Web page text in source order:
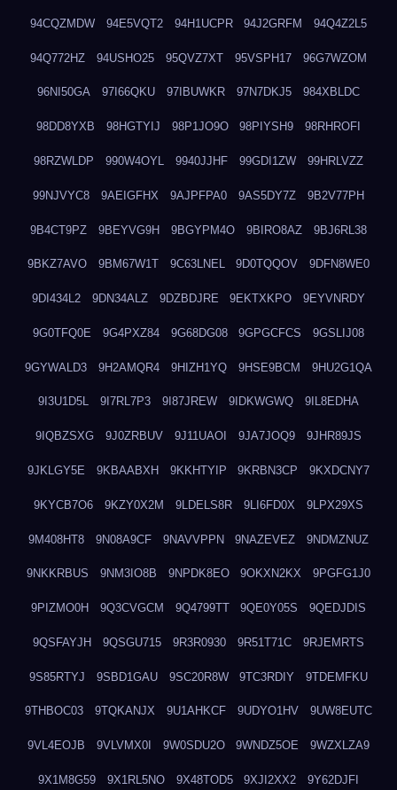
94CQZMDW 94E5VQT2 94H1UCPR 94J2GRFM 94Q4Z2L5
94Q772HZ 94USHO25 95QVZ7XT 95VSPH17 96G7WZOM
96NI50GA 97I66QKU 97IBUWKR 97N7DKJ5 984XBLDC
98DD8YXB 98HGTYIJ 98P1JO9O 98PIYSH9 98RHROFI
98RZWLDP 990W4OYL 9940JJHF 99GDI1ZW 99HRLVZZ
99NJVYC8 9AEIGFHX 9AJPFPA0 9AS5DY7Z 9B2V77PH
9B4CT9PZ 9BEYVG9H 9BGYPM4O 9BIRO8AZ 9BJ6RL38
9BKZ7AVO 9BM67W1T 9C63LNEL 9D0TQQOV 9DFN8WE0
9DI434L2 9DN34ALZ 9DZBDJRE 9EKTXKPO 9EYVNRDY
9G0TFQ0E 9G4PXZ84 9G68DG08 9GPGCFCS 9GSLIJ08
9GYWALD3 9H2AMQR4 9HIZH1YQ 9HSE9BCM 9HU2G1QA
9I3U1D5L 9I7RL7P3 9I87JREW 9IDKWGWQ 9IL8EDHA
9IQBZSXG 9J0ZRBUV 9J11UAOI 9JA7JOQ9 9JHR89JS
9JKLGY5E 9KBAABXH 9KKHTYIP 9KRBN3CP 9KXDCNY7
9KYCB7O6 9KZY0X2M 9LDELS8R 9LI6FD0X 9LPX29XS
9M408HT8 9N08A9CF 9NAVVPPN 9NAZEVEZ 9NDMZNUZ
9NKKRBUS 9NM3IO8B 9NPDK8EO 9OKXN2KX 9PGFG1J0
9PIZMO0H 9Q3CVGCM 9Q4799TT 9QE0Y05S 9QEDJDIS
9QSFAYJH 9QSGU715 9R3R0930 9R51T71C 9RJEMRTS
9S85RTYJ 9SBD1GAU 9SC20R8W 9TC3RDIY 9TDEMFKU
9THBOC03 9TQKANJX 9U1AHKCF 9UDYO1HV 9UW8EUTC
9VL4EOJB 9VLVMX0I 9W0SDU2O 9WNDZ5OE 9WZXLZA9
9X1M8G59 9X1RL5NO 9X48TOD5 9XJI2XX2 9Y62DJFI